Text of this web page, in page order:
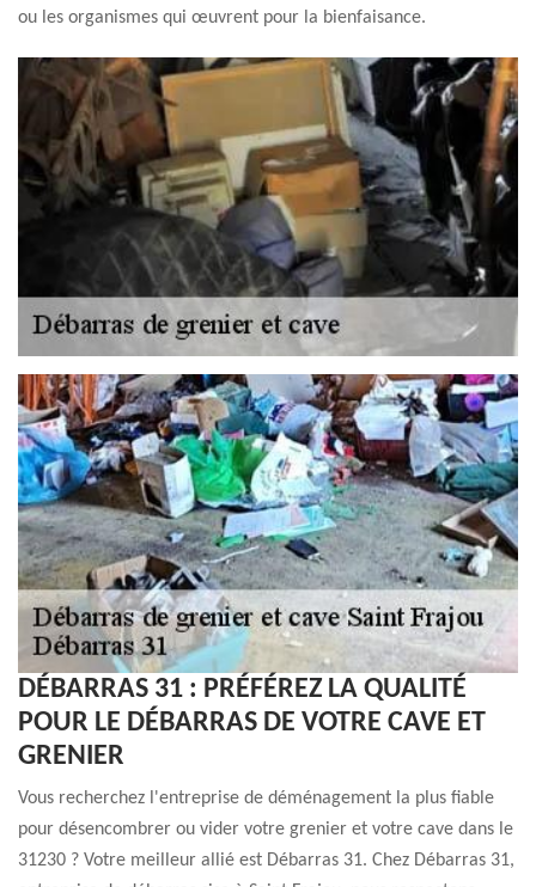
ou les organismes qui œuvrent pour la bienfaisance.
DÉBARRAS 31 : PRÉFÉREZ LA QUALITÉ
POUR LE DÉBARRAS DE VOTRE CAVE ET
GRENIER
Vous recherchez l'entreprise de déménagement la plus fiable
pour désencombrer ou vider votre grenier et votre cave dans le
31230 ? Votre meilleur allié est Débarras 31. Chez Débarras 31,